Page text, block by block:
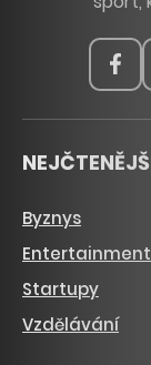
Byznys
Entertainment
Startupy
Vzdělávání